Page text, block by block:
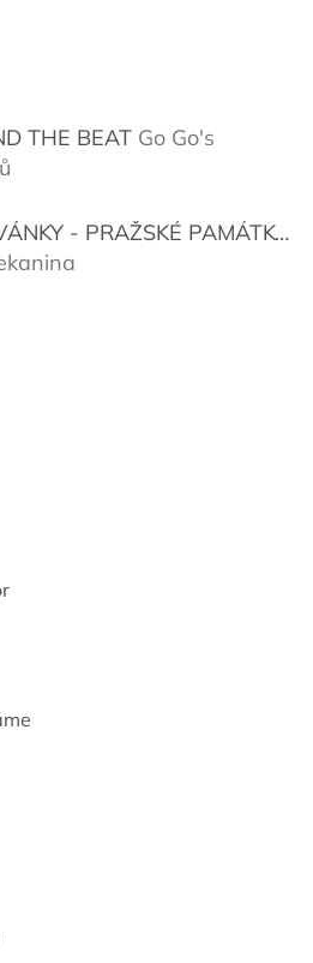
THE BEAT Go Go's
je 5 z 5 hvězdiček.
VYSTŘIHOVÁNKY - PRAŽSKÉ PAMÁTKY
je 5 z 5 hvězdiček.